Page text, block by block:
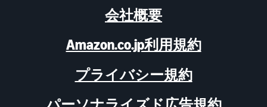
会社概要
Amazon.co.jp利用規約
プライバシー規約